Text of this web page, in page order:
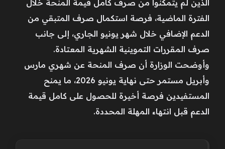
الذين لم يتمكنوا من صرف كامل قيمة المنحة خلال
الفترة الماضية، فرصة استكمال صرف المتبقي من
الدعم الإضافي خلال شهر يونيو الجاري، إلى جانب
صرف المقررات التموينية الشهرية المعتادة.
وأوضحت الوزارة أن صرف المنحة عن شهري مارس
وأبريل مستمر حتى نهاية يونيو 2026، ما يمنح
المستفيدين فرصة أخيرة للحصول على كامل قيمة
الدعم قبل انتهاء المهلة المحددة.